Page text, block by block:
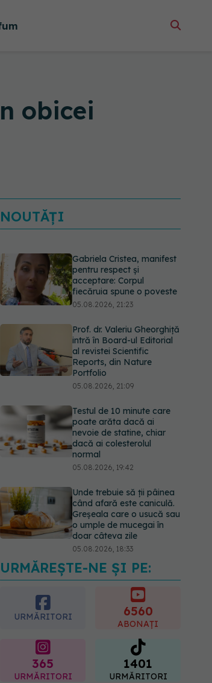
obicei
NOUTĂȚI
Gabriela Cristea, manifest
pentru respect și
acceptare: Corpul
fiecăruia spune o poveste
05.08.2026, 21:23
Prof. dr. Valeriu Gheorghiță
intră în Board-ul Editorial
al revistei Scientific
Reports, din Nature
Portfolio
05.08.2026, 21:09
Testul de 10 minute care
poate arăta dacă ai
nevoie de statine, chiar
dacă ai colesterolul
normal
05.08.2026, 19:42
Unde trebuie să ții pâinea
când afară este caniculă.
Greșeala care o usucă sau
o umple de mucegai în
doar câteva zile
05.08.2026, 18:33
Adevărul despre
tratamentul cu doze mari
de Vitamina D în cancerul
06.08.2026, 08:06
URMĂREȘTE-NE ȘI PE:
URMĂRITORI 6560
ABONAȚI
365
URMĂRITORI
1401
URMĂRITORI